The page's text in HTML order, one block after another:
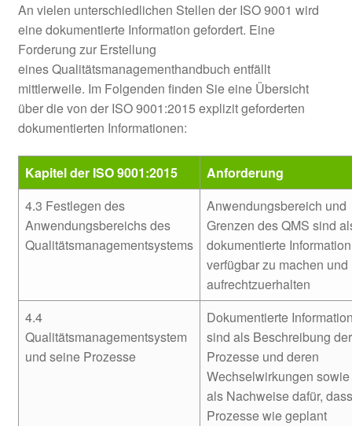
An vielen unterschiedlichen Stellen der ISO 9001 wird
eine dokumentierte Information gefordert. Eine
Forderung zur Erstellung
eines Qualitätsmanagementhandbuch entfällt
mittlerweile. Im Folgenden finden Sie eine Übersicht
über die von der ISO 9001:2015 explizit geforderten
dokumentierten Informationen:
Kapitel der ISO 9001:2015
Anforderung
4.3 Festlegen des
Anwendungsbereichs des
Qualitätsmanagementsystems
Anwendungsbereich und
Grenzen des QMS sind
dokumentierte Information
verfügbar zu machen und
aufrechtzuerhalten
4.4
Qualitätsmanagementsystem
und seine Prozesse
Dokumentierte
sind als Beschreibung der
Prozesse und deren
Wechselwirkungen sowie
als Nachweise dafür, dass
Prozesse wie geplant